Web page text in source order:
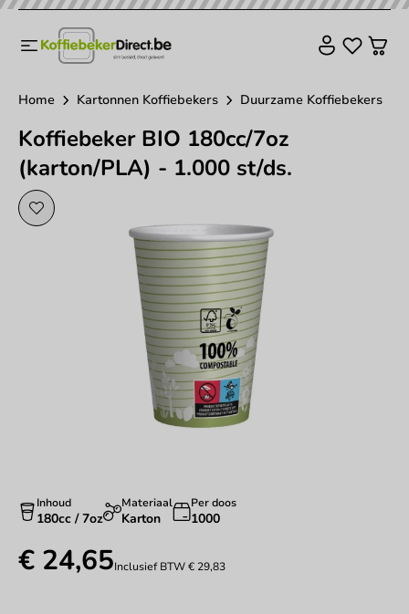
Home Kartonnen Koffiebekers Duurzame Koffiebekers
Koffiebeker BIO 180cc/7oz
(karton/PLA) - 1.000 st/ds.
Inhoud
180cc / 7oz
Materiaal
Karton
Per doos
1000
€ 24,65Inclusief BTW€ 29,83